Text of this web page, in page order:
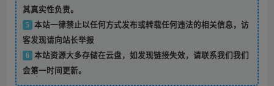
其真实性负责。
5
本站一律禁止以任何方式发布或转载任何违法的相关信息，访
客发现请向站长举报
6
本站资源大多存储在云盘，如发现链接失效，请联系我们我们
会第一时间更新。